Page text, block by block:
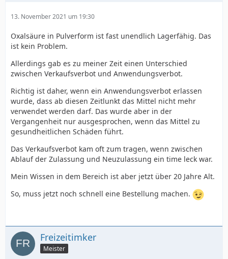
13. November 2021 um 19:30
Oxalsäure in Pulverform ist fast unendlich Lagerfähig. Das
ist kein Problem.
Allerdings gab es zu meiner Zeit einen Unterschied
zwischen Verkaufsverbot und Anwendungsverbot.
Richtig ist daher, wenn ein Anwendungsverbot erlassen
wurde, dass ab diesen Zeitlunkt das Mittel nicht mehr
verwendet werden darf. Das wurde aber in der
Vergangenheit nur ausgesprochen, wenn das Mittel zu
gesundheitlichen Schäden führt.
Das Verkaufsverbot kam oft zum tragen, wenn zwischen
Ablauf der Zulassung und Neuzulassung ein time leck war.
Mein Wissen in dem Bereich ist aber jetzt über 20 Jahre Alt.
So, muss jetzt noch schnell eine Bestellung machen.
Freizeitimker
Meister